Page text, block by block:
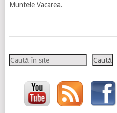
Muntele Vacarea.
Caută Caută